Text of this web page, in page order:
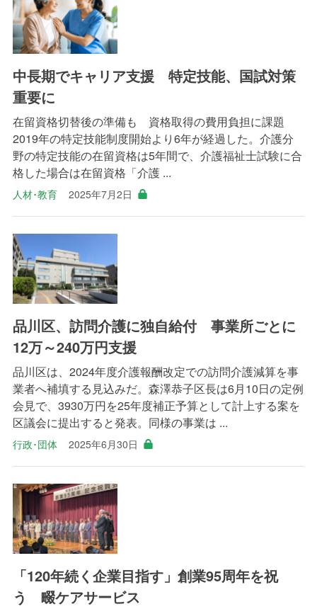
中長期でキャリア支援 特定技能、国試対策
重要に
在留資格切替後の準備も 資格取得の費用負担に課題
2019年の特定技能制度開始より6年が経過した。介護分
野の特定技能の在留資格は5年間で、介護福祉士試験に合
格した場合は在留資格「介護 ...
人材･教育 2025年7月2日
品川区、訪問介護に独自給付 事業所ごとに
12万～240万円支援
品川区は、2024年度介護報酬改定での訪問介護減算を事
業者へ補填する見込みだ。森澤恭子区長は6月10日の定例
会見で、3930万円を25年度補正予算として計上する案を
区議会に提出すると発表。同様の事業は ...
行政･団体 2025年6月30日
「120年続く企業目指す」創業95周年を祝
う 畷ケアサービス